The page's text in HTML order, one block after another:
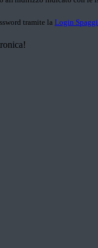
tramite la Login